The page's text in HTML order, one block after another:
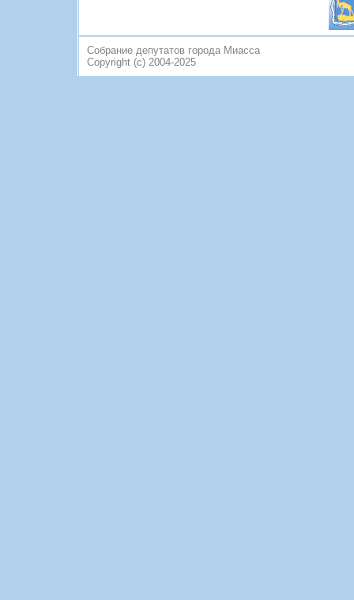
Собрание депутатов города Миасса
Copyright (c) 2004-2025